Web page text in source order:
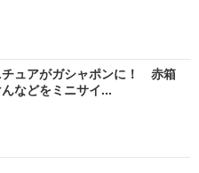
チュアがガシャポンに！ 赤箱
などをミニサイ...